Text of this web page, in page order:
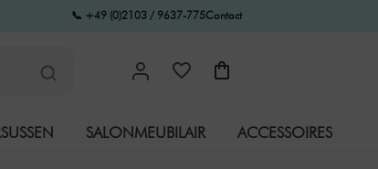
📞 +49 (0)2103 / 9637-775Contact
SALONMEUBILAIR ACCESSOIRES